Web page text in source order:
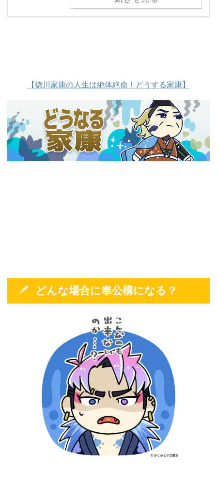
【徳川家康の人生は絶体絶命！どうする家康】
どんな場合に奉公構になる？